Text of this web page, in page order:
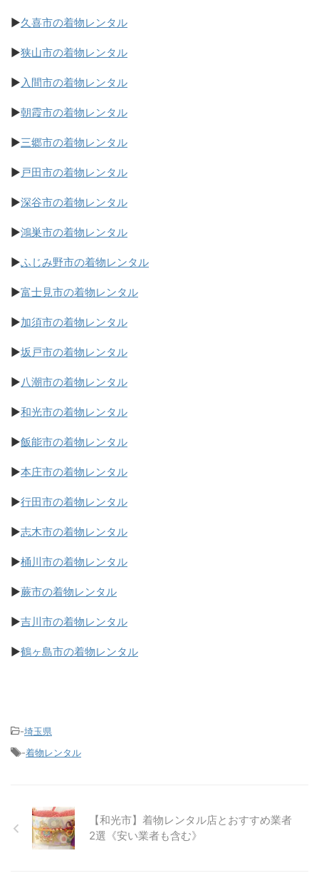
▶久喜市の着物レンタル
▶狭山市の着物レンタル
▶入間市の着物レンタル
▶朝霞市の着物レンタル
▶三郷市の着物レンタル
▶戸田市の着物レンタル
▶深谷市の着物レンタル
▶鴻巣市の着物レンタル
▶ふじみ野市の着物レンタル
▶富士見市の着物レンタル
▶加須市の着物レンタル
▶坂戸市の着物レンタル
▶八潮市の着物レンタル
▶和光市の着物レンタル
▶飯能市の着物レンタル
▶本庄市の着物レンタル
▶行田市の着物レンタル
▶志木市の着物レンタル
▶桶川市の着物レンタル
▶蕨市の着物レンタル
▶吉川市の着物レンタル
▶鶴ヶ島市の着物レンタル
-埼玉県
-着物レンタル
【和光市】着物レンタル店とおすすめ業者
2選《安い業者も含む》